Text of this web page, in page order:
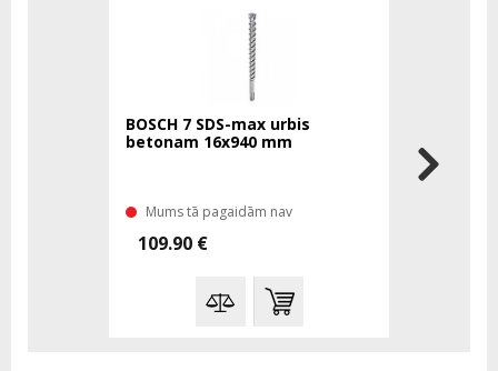
BOSCH 7 SDS-max urbis
betonam 16x940 mm
Mums tā pagaidām nav
109.90 €